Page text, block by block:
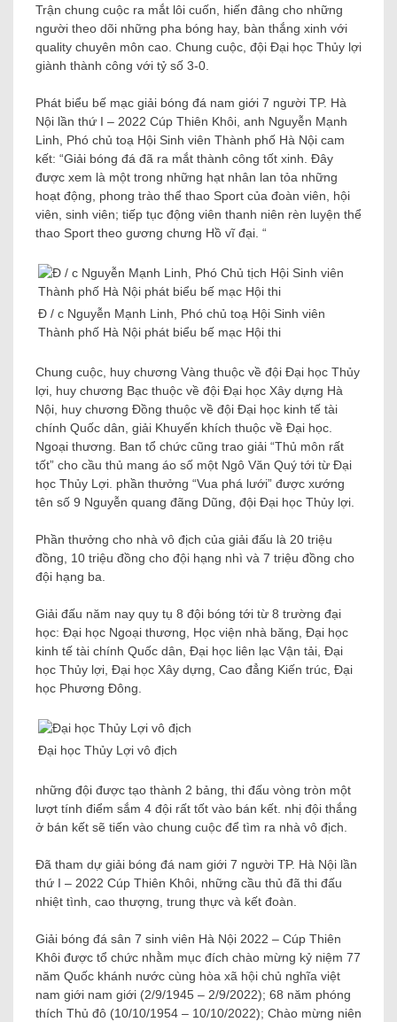
Trận chung cuộc ra mắt lôi cuốn, hiến đâng cho những
người theo dõi những pha bóng hay, bàn thắng xinh với
quality chuyên môn cao. Chung cuộc, đội Đại học Thủy lợi
giành thành công với tỷ số 3-0.
Phát biểu bế mạc giải bóng đá nam giới 7 người TP. Hà
Nội lần thứ I – 2022 Cúp Thiên Khôi, anh Nguyễn Mạnh
Linh, Phó chủ toạ Hội Sinh viên Thành phố Hà Nội cam
kết: “Giải bóng đá đã ra mắt thành công tốt xinh. Đây
được xem là một trong những hạt nhân lan tỏa những
hoạt động, phong trào thể thao Sport của đoàn viên, hội
viên, sinh viên; tiếp tục động viên thanh niên rèn luyện thể
thao Sport theo gương chưng Hồ vĩ đại. “
Đ / c Nguyễn Mạnh Linh, Phó chủ toạ Hội Sinh viên
Thành phố Hà Nội phát biểu bế mạc Hội thi
Chung cuộc, huy chương Vàng thuộc về đội Đại học Thủy
lợi, huy chương Bạc thuộc về đội Đại học Xây dựng Hà
Nội, huy chương Đồng thuộc về đội Đại học kinh tế tài
chính Quốc dân, giải Khuyến khích thuộc về Đại học.
Ngoại thương. Ban tổ chức cũng trao giải “Thủ môn rất
tốt” cho cầu thủ mang áo số một Ngô Văn Quý tới từ Đại
học Thủy Lợi. phần thưởng “Vua phá lưới” được xướng
tên số 9 Nguyễn quang đãng Dũng, đội Đại học Thủy lợi.
Phần thưởng cho nhà vô địch của giải đấu là 20 triệu
đồng, 10 triệu đồng cho đội hạng nhì và 7 triệu đồng cho
đội hạng ba.
Giải đấu năm nay quy tụ 8 đội bóng tới từ 8 trường đại
học: Đại học Ngoại thương, Học viện nhà băng, Đại học
kinh tế tài chính Quốc dân, Đại học liên lạc Vận tải, Đại
học Thủy lợi, Đại học Xây dựng, Cao đẳng Kiến trúc, Đại
học Phương Đông.
Đại học Thủy Lợi vô địch
những đội được tạo thành 2 bảng, thi đấu vòng tròn một
lượt tính điểm sắm 4 đội rất tốt vào bán kết. nhị đội thắng
ở bán kết sẽ tiến vào chung cuộc để tìm ra nhà vô địch.
Đã tham dự giải bóng đá nam giới 7 người TP. Hà Nội lần
thứ I – 2022 Cúp Thiên Khôi, những cầu thủ đã thi đấu
nhiệt tình, cao thượng, trung thực và kết đoàn.
Giải bóng đá sân 7 sinh viên Hà Nội 2022 – Cúp Thiên
Khôi được tổ chức nhằm mục đích chào mừng kỷ niệm 77
năm Quốc khánh nước cùng hòa xã hội chủ nghĩa việt
nam giới nam giới (2/9/1945 – 2/9/2022); 68 năm phóng
thích Thủ đô (10/10/1954 – 10/10/2022); Chào mừng niên